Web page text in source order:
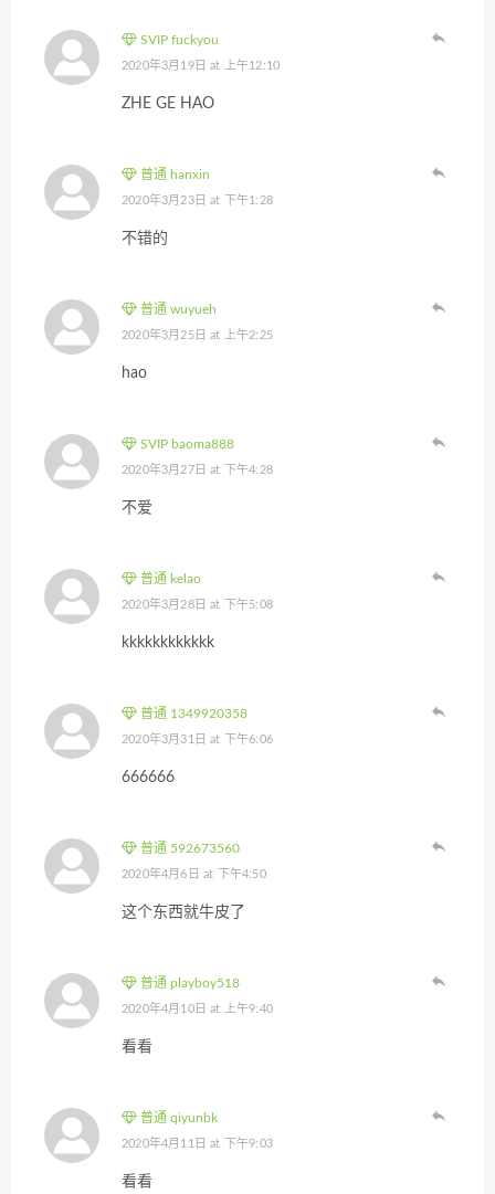
SVIP fuckyou
2020年3月19日 at 上午12:10
ZHE GE HAO
普通 hanxin
2020年3月23日 at 下午1:28
不错的
普通 wuyueh
2020年3月25日 at 上午2:25
hao
SVIP baoma888
2020年3月27日 at 下午4:28
不爱
普通 kelao
2020年3月28日 at 下午5:08
kkkkkkkkkkkk
普通 1349920358
2020年3月31日 at 下午6:06
666666
普通 592673560
2020年4月6日 at 下午4:50
这个东西就牛皮了
普通 playboy518
2020年4月10日 at 上午9:40
看看
普通 qiyunbk
2020年4月11日 at 下午9:03
看看